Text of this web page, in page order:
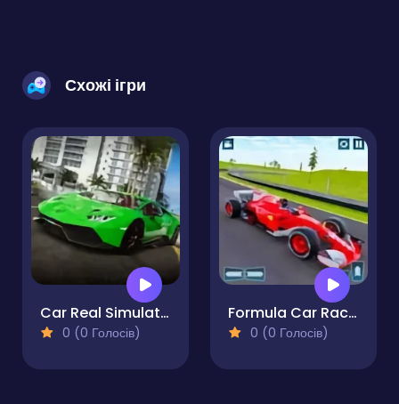
Схожі ігри
Car Real Simulator
0 (0 Голосів)
Formula Car Racing Game
0 (0 Голосів)